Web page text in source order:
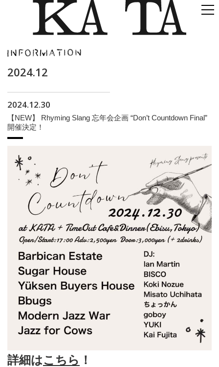
2024.12
2024.12.30
【NEW】 Rhyming Slang 忘年会企画 “Don’t Countdown Final”
開催決定！
詳細はこちら ！